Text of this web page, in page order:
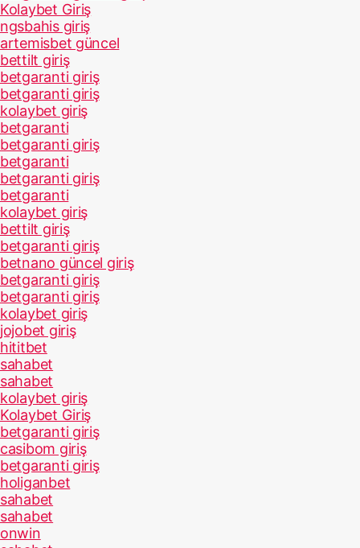
Kolaybet Giriş
ngsbahis giriş
artemisbet güncel
bettilt giriş
betgaranti giriş
betgaranti giriş
kolaybet giriş
betgaranti
betgaranti giriş
betgaranti
betgaranti giriş
betgaranti
kolaybet giriş
bettilt giriş
betgaranti giriş
betnano güncel giriş
betgaranti giriş
betgaranti giriş
kolaybet giriş
jojobet giriş
hititbet
sahabet
sahabet
kolaybet giriş
Kolaybet Giriş
betgaranti giriş
casibom giriş
betgaranti giriş
holiganbet
sahabet
sahabet
onwin